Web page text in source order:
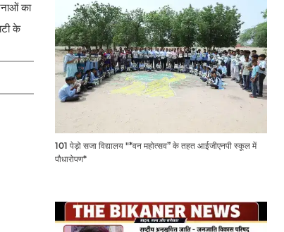
का
के
101 पेड़ो सजा विद्यालय "*वन महोत्सव” के तहत आईजीएनपी स्कूल में
पौधारोपण*